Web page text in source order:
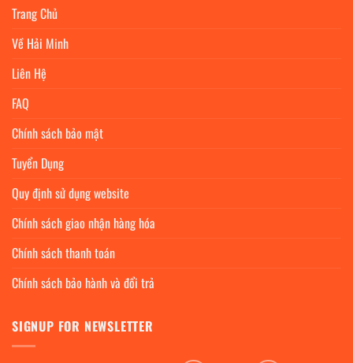
Trang Chủ
Về Hải Minh
Liên Hệ
FAQ
Chính sách bảo mật
Tuyển Dụng
Quy định sử dụng website
Chính sách giao nhận hàng hóa
Chính sách thanh toán
Chính sách bảo hành và đổi trả
SIGNUP FOR NEWSLETTER